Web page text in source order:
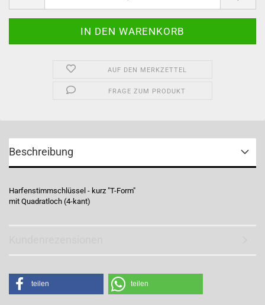
AUF DEN MERKZETTEL
FRAGE ZUM PRODUKT
Beschreibung
Harfenstimmschlüssel - kurz "T-Form"
mit Quadratloch (4-kant)
teilen teilen